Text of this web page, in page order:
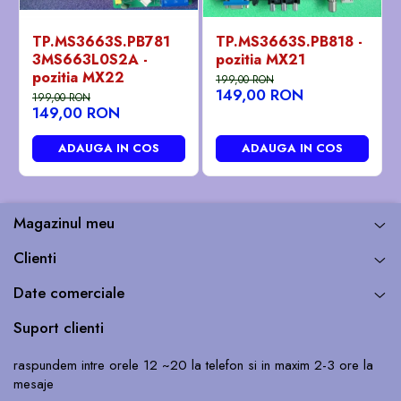
TP.MS3663S.PB781
3MS663L0S2A -
pozitia MX22
199,00 RON
149,00 RON
ADAUGA IN COS
TP.MS3663S.PB818 -
pozitia MX21
199,00 RON
149,00 RON
ADAUGA IN COS
Magazinul meu
Clienti
Date comerciale
Suport clienti
raspundem intre orele 12 ~20 la telefon si in maxim 2-3 ore la
mesaje